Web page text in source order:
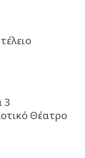
3
Θέατρο